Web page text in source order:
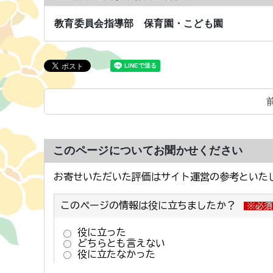
教育委員会指導部 保育園・こども園
このページについてお聞かせください